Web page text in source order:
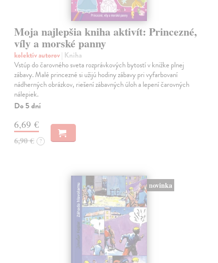
Moja najlepšia kniha aktivít: Princezné,
víly a morské panny
kolektív autorov| Kniha
Vstúp do čarovného sveta rozprávkových bytostí v knižke plnej
zábavy. Malé princezné si užijú hodiny zábavy pri vyfarbovaní
nádherných obrázkov, riešení zábavných úloh a lepení čarovných
nálepiek.
Do 5 dní
6,69 €
6,90 € ?
novinka